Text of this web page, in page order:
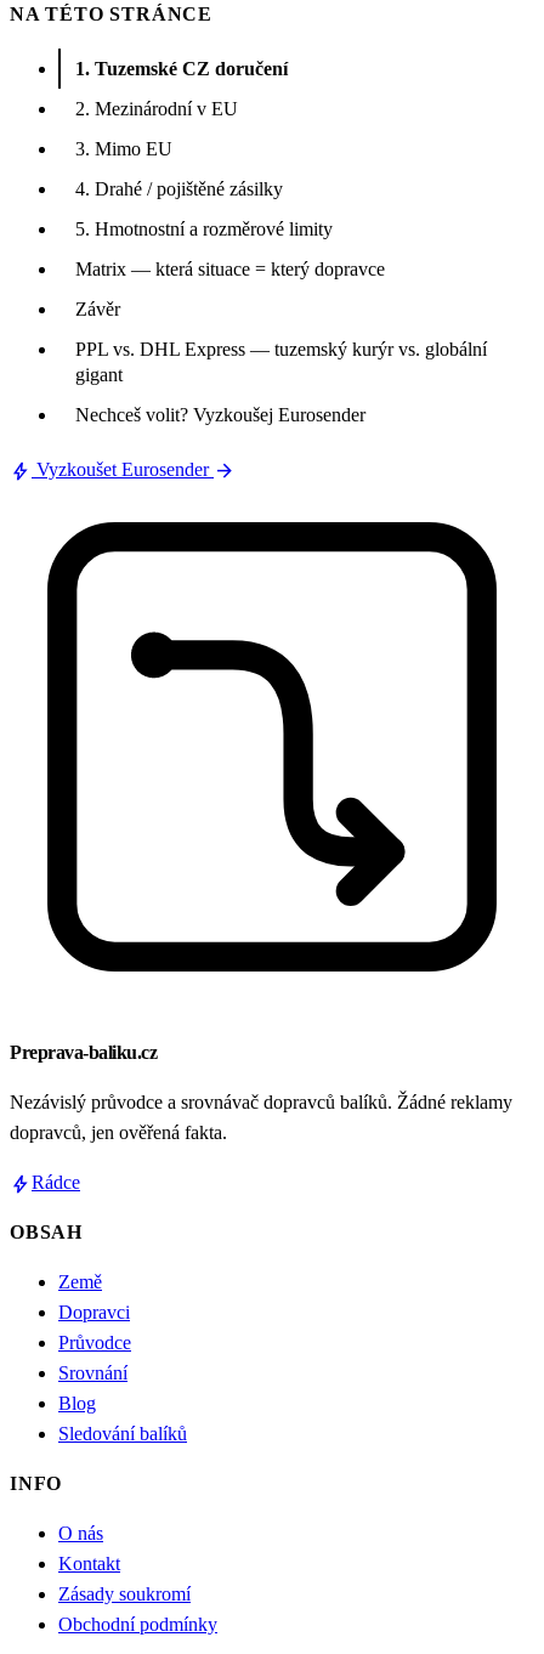
NA TÉTO STRÁNCE
1. Tuzemské CZ doručení
2. Mezinárodní v EU
3. Mimo EU
4. Drahé / pojištěné zásilky
5. Hmotnostní a rozměrové limity
Matrix — která situace = který dopravce
Závěr
PPL vs. DHL Express — tuzemský kurýr vs. globální
gigant
Nechceš volit? Vyzkoušej Eurosender
bolt Vyzkoušet Eurosender arrow_forward
Preprava-baliku.cz
Nezávislý průvodce a srovnávač dopravců balíků. Žádné reklamy
dopravců, jen ověřená fakta.
boltRádce
OBSAH
Země
Dopravci
Průvodce
Srovnání
Blog
Sledování balíků
INFO
O nás
Kontakt
Zásady soukromí
Obchodní podmínky